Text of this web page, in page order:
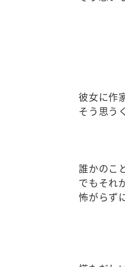
彼女に作
そう思う
誰かのこ
でもそれ
怖がらず